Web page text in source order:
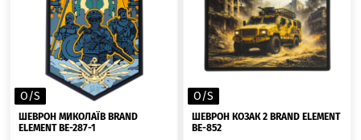
O/S
ШЕВРОН МИКОЛАЇВ BRAND
ELEMENT BE-287-1
O/S
ШЕВРОН КОЗАК 2 BRAND ELEMENT
BE-852